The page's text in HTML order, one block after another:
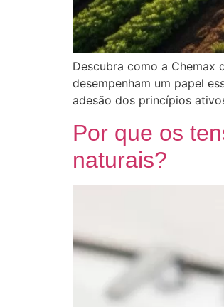
Descubra como a Chemax
desempenham um papel
adesão dos princípios
Por que os
naturais?